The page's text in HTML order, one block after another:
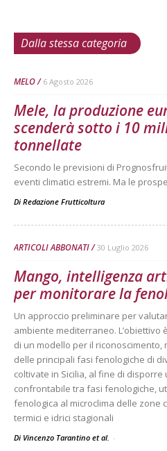
Dalla stessa categoria
MELO 6 Agosto 2026
Mele, la produzione
scenderà sotto i 10
tonnellate
Secondo le previsioni di
eventi climatici estremi. Ma le
Di Redazione Frutticoltura
ARTICOLI ABBONATI 30 Luglio 2026
Mango, intelligenza
per monitorare la
Un approccio preliminare per
ambiente mediterraneo. L’obiettivo
di un modello per il riconoscimento,
delle principali fasi fenologiche di
coltivate in Sicilia, al fine di
confrontabile tra fasi fenologiche,
fenologica al microclima delle zone
termici e idrici stagionali
Di Vincenzo Tarantino et al. -